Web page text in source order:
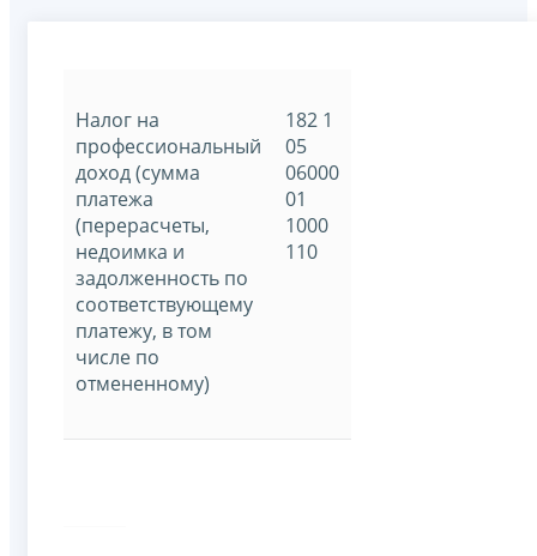
Налог на
профессиональный
доход (сумма
платежа
(перерасчеты,
недоимка и
задолженность по
соответствующему
платежу, в том
числе по
отмененному)
182 1
05
06000
01
1000
110